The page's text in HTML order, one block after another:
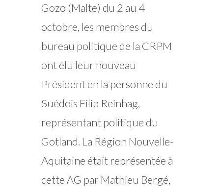
Gozo (Malte) du 2 au 4
octobre, les membres du
bureau politique de la CRPM
ont élu leur nouveau
Président en la personne du
Suédois Filip Reinhag,
représentant politique du
Gotland. La Région Nouvelle-
Aquitaine était représentée à
cette AG par Mathieu Bergé,